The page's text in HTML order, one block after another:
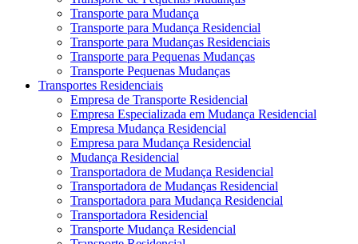
Transporte para Mudança
Transporte para Mudança Residencial
Transporte para Mudanças Residenciais
Transporte para Pequenas Mudanças
Transporte Pequenas Mudanças
Transportes Residenciais
Empresa de Transporte Residencial
Empresa Especializada em Mudança Residencial
Empresa Mudança Residencial
Empresa para Mudança Residencial
Mudança Residencial
Transportadora de Mudança Residencial
Transportadora de Mudanças Residencial
Transportadora para Mudança Residencial
Transportadora Residencial
Transporte Mudança Residencial